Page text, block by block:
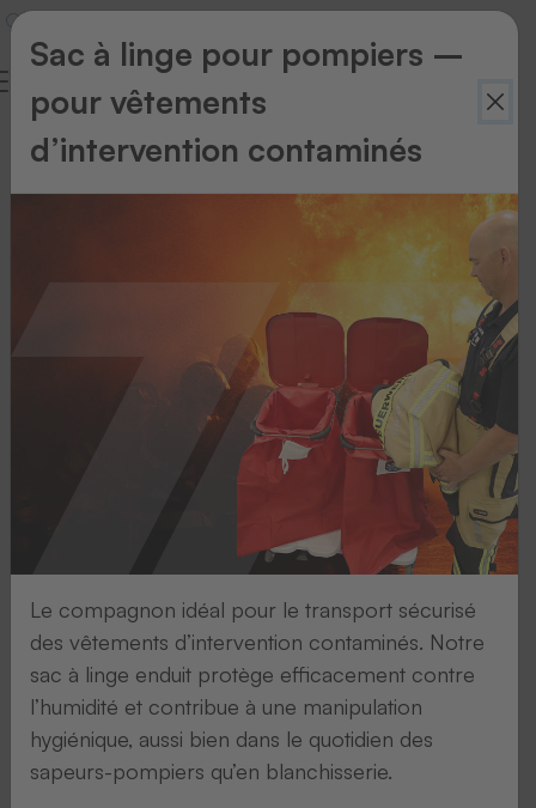
Norme
respectent.
recommandons
faire
Sac à linge pour pompiers –
pour vêtements
d’intervention contaminés
Le compagnon idéal pour le transport sécurisé
des vêtements d’intervention contaminés. Notre
sac à linge enduit protège efficacement contre
l’humidité et contribue à une manipulation
hygiénique, aussi bien dans le quotidien des
sapeurs-pompiers qu’en blanchisserie.